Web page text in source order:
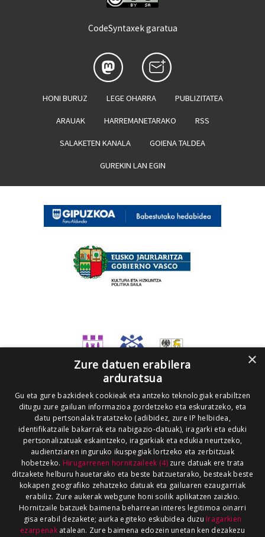
CodeSyntaxek garatua
HONI BURUZ LEGE OHARRA PUBLIZITATEA
ARAUAK HARREMANETARAKO RSS
SALAKETEN KANALA GOIENA TALDEA
GUREKIN LAN EGIN
×
Zure datuen erabilera
arduratsua
Gu eta gure bazkideek cookieak eta antzeko teknologiak erabiltzen
ditugu zure gailuan informazioa gordetzeko eta eskuratzeko, eta
datu pertsonalak tratatzeko (adibidez, zure IP helbidea,
identifikatzaile bakarrak eta nabigazio-datuak), iragarki eta eduki
pertsonalizatuak eskaintzeko, iragarkiak eta edukia neurtzeko,
audientziaren inguruko ikuspegiak lortzeko eta zerbitzuak
hobetzeko. Hirugarrenen hornitzaileek (4)zure datuak ere trata
ditzakete helburu hauetarako eta beste batzuetarako, besteak beste
kokapen geografiko zehatzeko datuak eta gailuaren ezaugarriak
erabiliz. Zure aukerak webgune honi soilik aplikatzen zaizkio.
Hornitzaile batzuek baimena beharrean interes legitimoa oinarri
gisa erabil dezakete; aurka egiteko eskubidea duzu Iragarkien
ezarpenakatalean. Zure baimena edozein unetan ken dezakezu